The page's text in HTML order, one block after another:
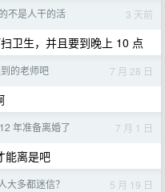
不是人干的活 3 天前
卫生，并且要到晚上 10 点
的老师吧 7 月 28 日
年准备离婚了 7 月 1 日
能离是吧
大多都迷信？ 5 月 19 日